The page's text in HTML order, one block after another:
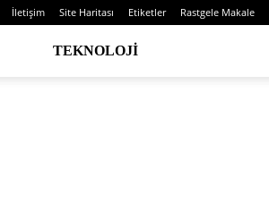
İletişim Site Haritası Etiketler Rastgele Makale
TEKNOLOJI